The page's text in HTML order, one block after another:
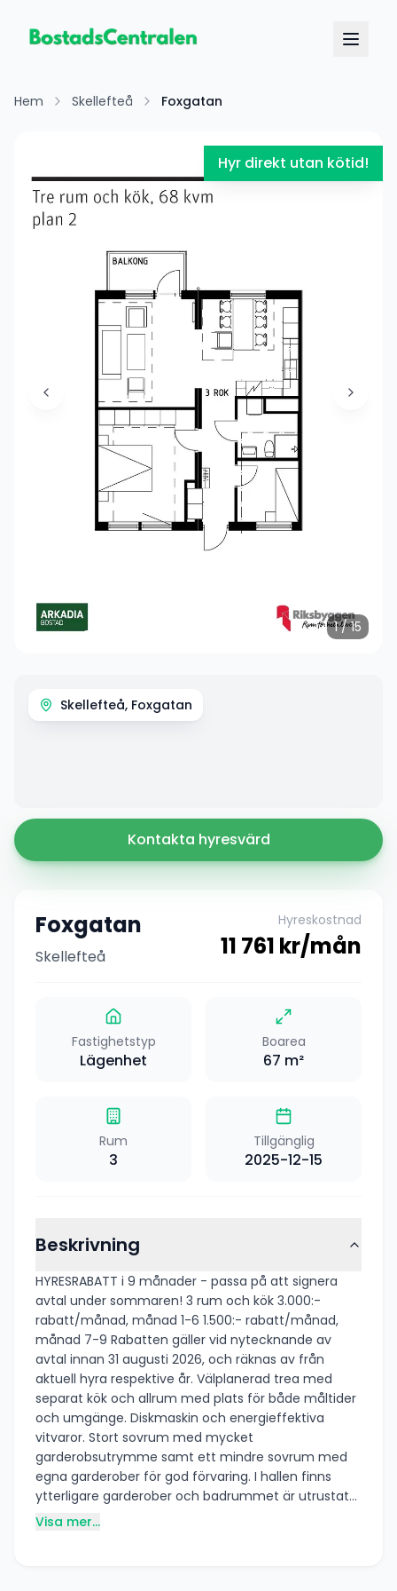
Hem Skellefteå Foxgatan
Hyr direkt utan kötid!
1/15
Skellefteå, Foxgatan
Kontakta hyresvärd
Foxgatan
Skellefteå
Hyreskostnad
11 761 kr/mån
Fastighetstyp
Lägenhet
Boarea
67 m²
Rum
3
Tillgänglig
2025-12-15
Beskrivning
HYRESRABATT i 9 månader - passa på att signera
avtal under sommaren! 3 rum och kök 3.000:-
rabatt/månad, månad 1-6 1.500:- rabatt/månad,
månad 7-9 Rabatten gäller vid nytecknande av
avtal innan 31 augusti 2026, och räknas av från
aktuell hyra respektive år. Välplanerad trea med
separat kök och allrum med plats för både måltider
och umgänge. Diskmaskin och energieffektiva
vitvaror. Stort sovrum med mycket
garderobsutrymme samt ett mindre sovrum med
egna garderober för god förvaring. I hallen finns
ytterligare garderober och badrummet är utrustat
med kombinerad tvättmaskin/torktumlare. • Ljusa
Visa mer...